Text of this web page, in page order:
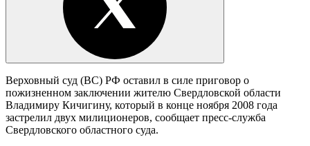
Верховный суд (ВС) РФ оставил в силе приговор о
пожизненном заключении жителю Свердловской области
Владимиру Кичигину, который в конце ноября 2008 года
застрелил двух милиционеров, сообщает пресс-служба
Свердловского областного суда.